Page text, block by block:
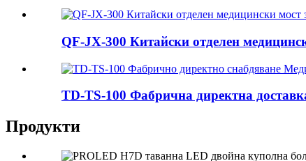
QF-JX-300 Китайски отделен
TD-TS-100 Фабрична директна
Продукти